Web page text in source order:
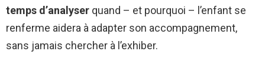
temps d’analyser quand – et pourquoi – l’enfant se
renferme aidera à adapter son accompagnement,
sans jamais chercher à l’exhiber.